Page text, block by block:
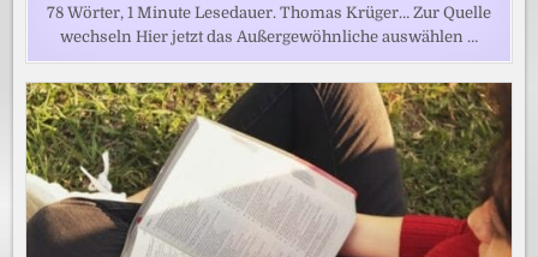
78 Wörter, 1 Minute Lesedauer. Thomas Krüger… Zur Quelle
wechseln Hier jetzt das Außergewöhnliche auswählen …